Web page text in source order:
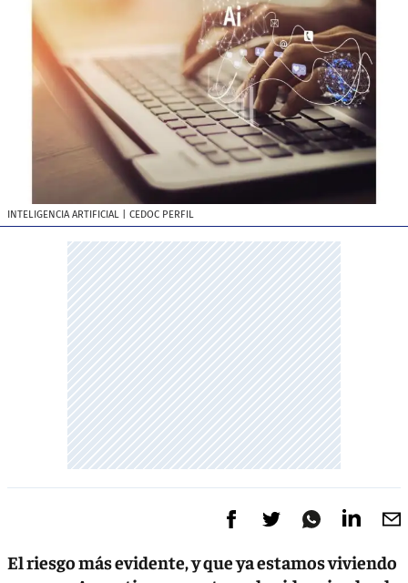
INTELIGENCIA ARTIFICIAL | CEDOC PERFIL
El riesgo más evidente, y que ya estamos viviendo